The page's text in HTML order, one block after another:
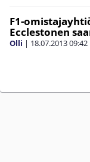
F1-
Ecclestonen
Olli | 18.07.201309:42